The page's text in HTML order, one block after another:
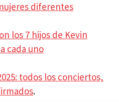
diferentes
los 7 hijos de Kevin
cada uno
todos los conciertos,
.